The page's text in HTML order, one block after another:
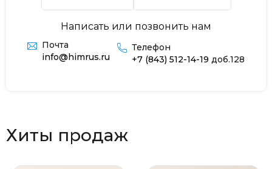
Написать или позвонить нам
Почта
info@himrus.ru
Телефон
+7 (843) 512-14-19 доб.128
Хиты продаж